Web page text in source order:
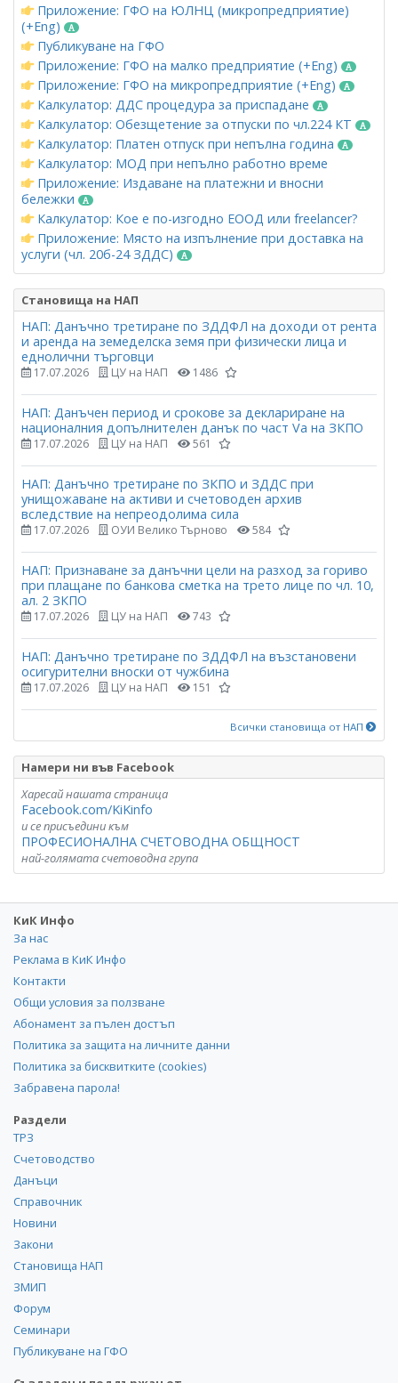
Приложение: ГФО на ЮЛНЦ (микропредприятие)
(+Eng)
Публикуване на ГФО
Приложение: ГФО на малко предприятие (+Eng)
Приложение: ГФО на микропредприятие (+Eng)
Калкулатор: ДДС процедура за приспадане
Калкулатор: Обезщетение за отпуски по чл.224 КТ
Калкулатор: Платен отпуск при непълна година
Калкулатор: МОД при непълно работно време
Приложение: Издаване на платежни и вносни
бележки
Калкулатор: Кое е по-изгодно ЕООД или freelancer?
Приложение: Място на изпълнение при доставка на
услуги (чл. 20б-24 ЗДДС)
Становища на НАП
НАП: Данъчно третиране по ЗДДФЛ на доходи от рента
и аренда на земеделска земя при физически лица и
еднолични търговци
17.07.2026 ЦУ на НАП 1486
НАП: Данъчен период и срокове за деклариране на
националния допълнителен данък по част Vа на ЗКПО
17.07.2026 ЦУ на НАП 561
НАП: Данъчно третиране по ЗКПО и ЗДДС при
унищожаване на активи и счетоводен архив
вследствие на непреодолима сила
17.07.2026 ОУИ Велико Търново 584
НАП: Признаване за данъчни цели на разход за гориво
при плащане по банкова сметка на трето лице по чл. 10,
ал. 2 ЗКПО
17.07.2026 ЦУ на НАП 743
НАП: Данъчно третиране по ЗДДФЛ на възстановени
осигурителни вноски от чужбина
17.07.2026 ЦУ на НАП 151
Всички становища от НАП
Намери ни във Facebook
Харесай нашата страница
Facebook.com/KiKinfo
и се присъедини към
ПРОФЕСИОНАЛНА СЧЕТОВОДНА ОБЩНОСТ
най-голямата счетоводна група
КиК Инфо
За нас
Реклама в КиК Инфо
Контакти
Общи условия за ползване
Абонамент за пълен достъп
Политика за защита на личните данни
Политика за бисквитките (cookies)
Забравена парола!
Раздели
ТРЗ
Счетоводство
Данъци
Справочник
Новини
Закони
Становища НАП
ЗМИП
Форум
Семинари
Публикуване на ГФО